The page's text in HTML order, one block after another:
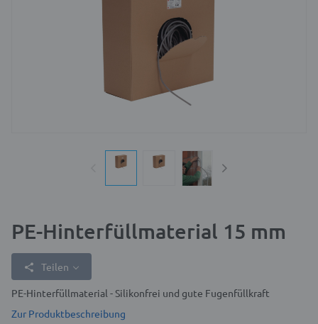
PE-Hinterfüllmaterial 15 mm
Teilen
PE-Hinterfüllmaterial - Silikonfrei und gute Fugenfüllkraft
Zur Produktbeschreibung